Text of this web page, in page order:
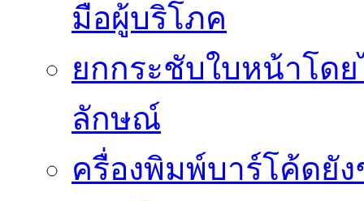
มือผู้บริโภค
ยกกระชับใบหน้าโด
ลักษณ์
ครื่องพิมพ์บาร์โค้ดยั